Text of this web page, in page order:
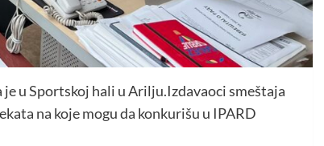
u Sportskoj hali u Arilju.Izdavaoci smeštaja
na koje mogu da konkurišu u IPARD